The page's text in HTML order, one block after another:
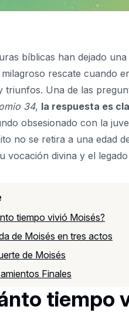
bíblicas han dejado
milagroso rescate cuando
triunfos. Una de las
34, la respuesta es
obsesionado con la
no se retira a una edad
vocación divina y el
tiempo vivió Moisés?
de Moisés en tres actos
de Moisés
Finales
tiempo